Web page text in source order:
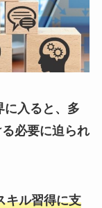
に入ると、多
必要に迫られ
キル習得に支